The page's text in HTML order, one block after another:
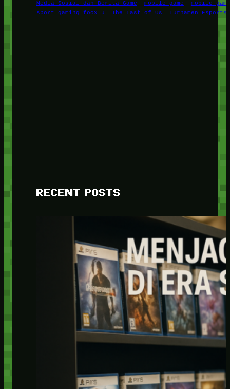
Media Sosial dan Berita Game mobile game
mobile
sport gaming foox u
The Last of Us Turnamen Esports
RECENT POSTS